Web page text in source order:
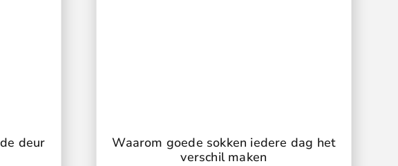
deur
Waarom goede sokken iedere dag het
verschil maken